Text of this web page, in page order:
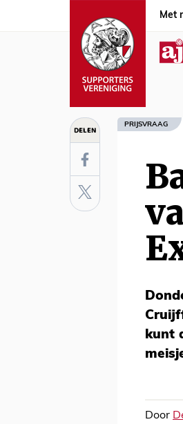
Met
DELEN PRIJSVRAAG
kunt
Door